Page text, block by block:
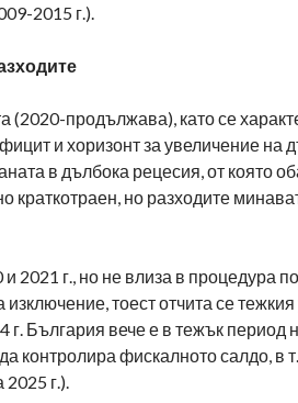
2015 г.).
продължава), като се
и хоризонт за увеличение на
в дълбока рецесия, от която
краткотраен, но разходите
2021 г., но не влиза в процедура
тоест отчита се
България вече е в тежък период
контролира фискалното салдо, в
г.).